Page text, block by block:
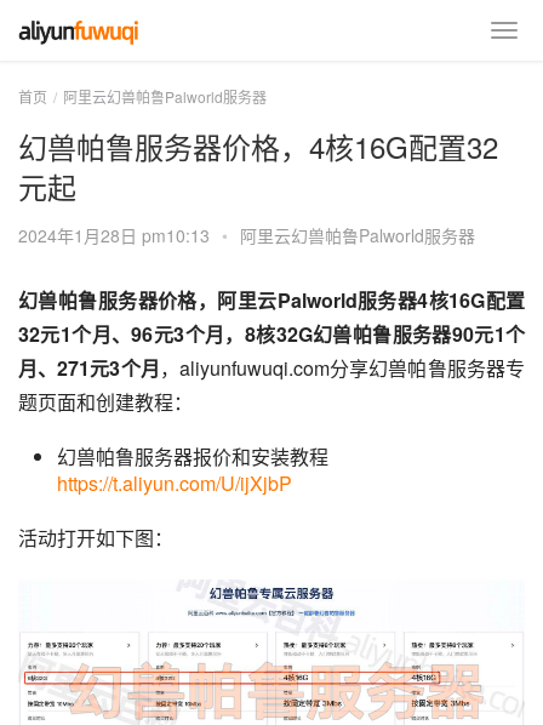
首页 阿里云幻兽帕鲁Palworld服务器
幻兽帕鲁服务器价格，4核16G配置32
元起
2024年1月28日 pm10:13 • 阿里云幻兽帕鲁Palworld服务器
幻兽帕鲁服务器价格，阿里云Palworld服务器4核16G配置
32元1个月、96元3个月，8核32G幻兽帕鲁服务器90元1个
月、271元3个月，aliyunfuwuqi.com分享幻兽帕鲁服务器专
题页面和创建教程：
幻兽帕鲁服务器报价和安装教程
https://t.aliyun.com/U/ijXjbP
活动打开如下图：